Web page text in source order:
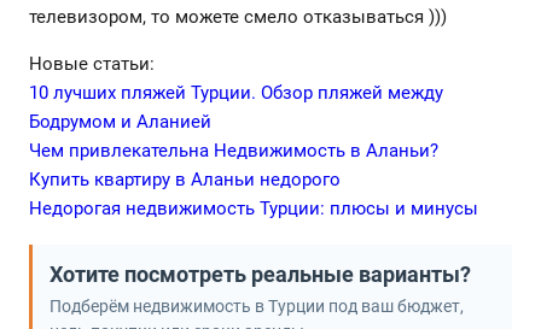
телевизором, то можете смело отказываться )))
Новые статьи:
10 лучших пляжей Турции. Обзор пляжей между
Бодрумом и Аланией
Чем привлекательна Недвижимость в Аланьи?
Купить квартиру в Аланьи недорого
Недорогая недвижимость Турции: плюсы и минусы
Хотите посмотреть реальные варианты?
Подберём недвижимость в Турции под ваш бюджет,